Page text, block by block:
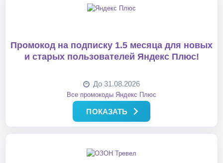
Промокод на подписку 1.5 месяца для новых
и старых пользователей Яндекс Плюс!
До 31.08.2026
Все промокоды Яндекс Плюс
ПОКАЗАТЬ